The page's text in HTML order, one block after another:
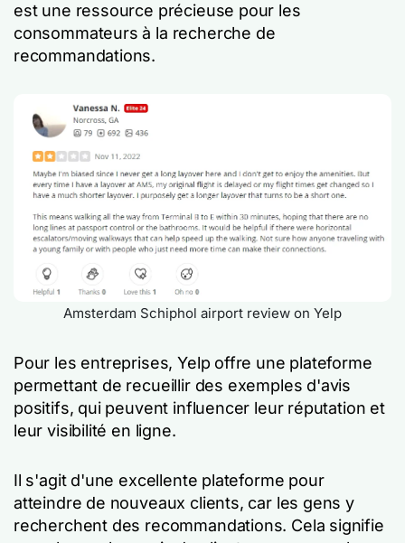
est une ressource précieuse pour les
consommateurs à la recherche de
recommandations.
Amsterdam Schiphol airport review on Yelp
Pour les entreprises, Yelp offre une plateforme
permettant de recueillir des exemples d'avis
positifs, qui peuvent influencer leur réputation et
leur visibilité en ligne.
Il s'agit d'une excellente plateforme pour
atteindre de nouveaux clients, car les gens y
recherchent des recommandations. Cela signifie